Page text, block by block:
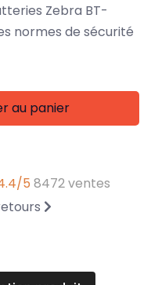
Zebra BT-
normes de sécurité
au panier
5 8472 ventes